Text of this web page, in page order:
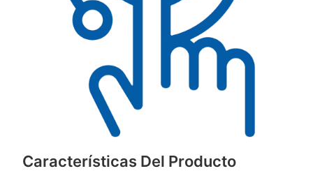
Características Del Producto